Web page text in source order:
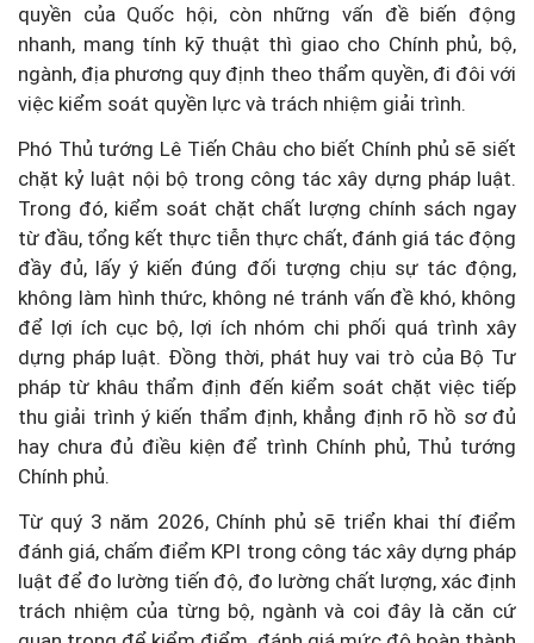
quyền của Quốc hội, còn những vấn đề biến động
nhanh, mang tính kỹ thuật thì giao cho Chính phủ, bộ,
ngành, địa phương quy định theo thẩm quyền, đi đôi với
việc kiểm soát quyền lực và trách nhiệm giải trình.
Phó Thủ tướng Lê Tiến Châu cho biết Chính phủ sẽ siết
chặt kỷ luật nội bộ trong công tác xây dựng pháp luật.
Trong đó, kiểm soát chặt chất lượng chính sách ngay
từ đầu, tổng kết thực tiễn thực chất, đánh giá tác động
đầy đủ, lấy ý kiến đúng đối tượng chịu sự tác động,
không làm hình thức, không né tránh vấn đề khó, không
để lợi ích cục bộ, lợi ích nhóm chi phối quá trình xây
dựng pháp luật. Đồng thời, phát huy vai trò của Bộ Tư
pháp từ khâu thẩm định đến kiểm soát chặt việc tiếp
thu giải trình ý kiến thẩm định, khẳng định rõ hồ sơ đủ
hay chưa đủ điều kiện để trình Chính phủ, Thủ tướng
Chính phủ.
Từ quý 3 năm 2026, Chính phủ sẽ triển khai thí điểm
đánh giá, chấm điểm KPI trong công tác xây dựng pháp
luật để đo lường tiến độ, đo lường chất lượng, xác định
trách nhiệm của từng bộ, ngành và coi đây là căn cứ